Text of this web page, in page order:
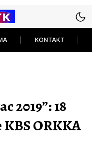
KONTAKT
2019”: 18
ORKKA